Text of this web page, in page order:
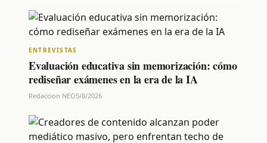
ENTREVISTAS
Evaluación educativa sin memorización: cómo
rediseñar exámenes en la era de la IA
Redaccion NEO5/8/2026